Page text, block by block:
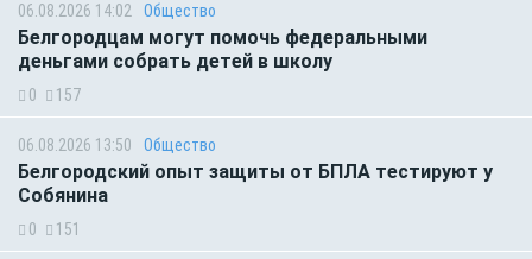
06.08.2026 14:02 Общество
Белгородцам могут помочь федеральными
деньгами собрать детей в школу
0 157
06.08.2026 13:50 Общество
Белгородский опыт защиты от БПЛА тестируют у
Собянина
0 151